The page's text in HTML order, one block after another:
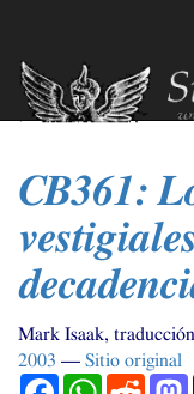
contenido
principal
CB361:
Mark Isaak,
2003
Sitio original
FacebookWhatsApp
Reddit